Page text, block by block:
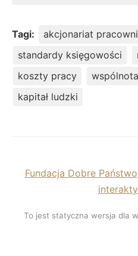
Tagi:
akcjonariat
standardy księgowości
koszty pracy
kapitał ludzki
Fundacja Dobre Państwo
To jest statyczna wersja dla